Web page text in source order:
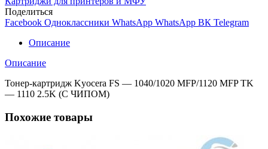
FS
-
1040/1020
MFP/1120
MFP
TK
1110
2.5K
ЧИПОМ)
Поделиться
Facebook Одноклассники WhatsApp WhatsApp ВК Telegram
Описание
Описание
Тонер-картридж Kyocera FS — 1040/1020 MFP/1120 MFP TK
— 1110 2.5K (С ЧИПОМ)
Похожие товары